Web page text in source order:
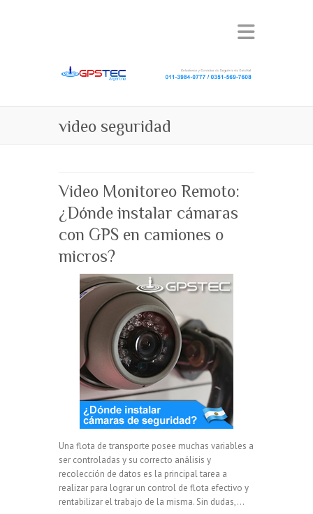
video seguridad
Video Monitoreo Remoto:
¿Dónde instalar cámaras
con GPS en camiones o
micros?
Una flota de transporte posee muchas variables a
ser controladas y su correcto análisis y
recolección de datos es la principal tarea a
realizar para lograr un control de flota efectivo y
rentabilizar el trabajo de la misma. Sin dudas,…